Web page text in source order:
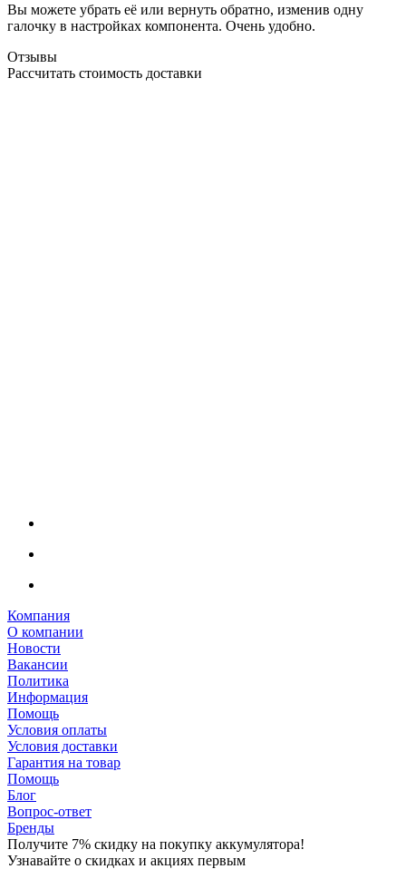
Вы можете убрать её или вернуть обратно, изменив одну
галочку в настройках компонента. Очень удобно.
Отзывы
Рассчитать стоимость доставки
Компания
О компании
Новости
Вакансии
Политика
Информация
Помощь
Условия оплаты
Условия доставки
Гарантия на товар
Помощь
Блог
Вопрос-ответ
Бренды
Получите 7% скидку на покупку аккумулятора!
Узнавайте о скидках и акциях первым